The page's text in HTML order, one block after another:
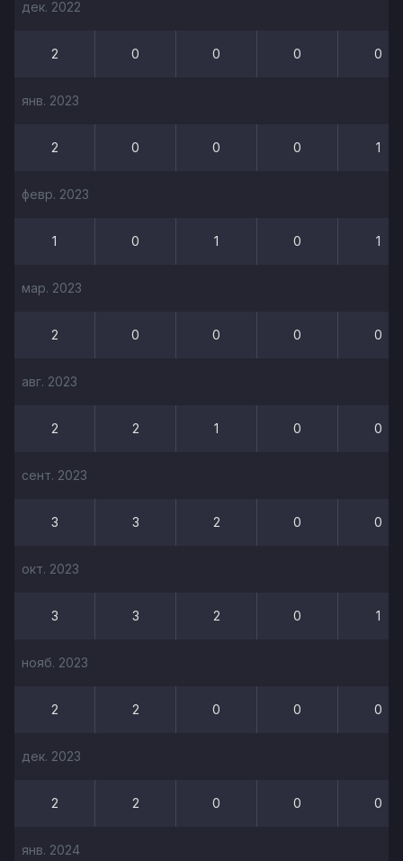
дек. 2022
2 0 0 0 0
янв. 2023
2 0 0 0 1
февр. 2023
1 0 1 0 1
мар. 2023
2 0 0 0 0
авг. 2023
2 2 1 0 0
сент. 2023
3 3 2 0 0
окт. 2023
3 3 2 0 1
нояб. 2023
2 2 0 0 0
дек. 2023
2 2 0 0 0
янв. 2024